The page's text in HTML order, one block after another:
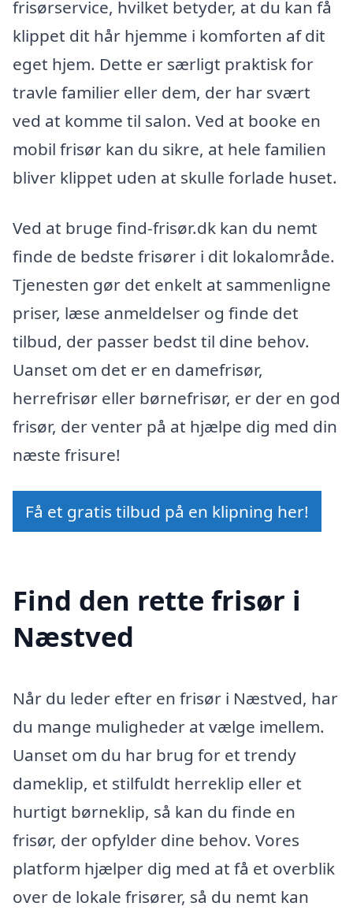
frisørservice, hvilket betyder, at du kan få
klippet dit hår hjemme i komforten af dit
eget hjem. Dette er særligt praktisk for
travle familier eller dem, der har svært
ved at komme til salon. Ved at booke en
mobil frisør kan du sikre, at hele familien
bliver klippet uden at skulle forlade huset.
Ved at bruge find-frisør.dk kan du nemt
finde de bedste frisører i dit lokalområde.
Tjenesten gør det enkelt at sammenligne
priser, læse anmeldelser og finde det
tilbud, der passer bedst til dine behov.
Uanset om det er en damefrisør,
herrefrisør eller børnefrisør, er der en god
frisør, der venter på at hjælpe dig med din
næste frisure!
Få et gratis tilbud på en klipning her!
Find den rette frisør i
Næstved
Når du leder efter en frisør i Næstved, har
du mange muligheder at vælge imellem.
Uanset om du har brug for et trendy
dameklip, et stilfuldt herreklip eller et
hurtigt børneklip, så kan du finde en
frisør, der opfylder dine behov. Vores
platform hjælper dig med at få et overblik
over de lokale frisører, så du nemt kan